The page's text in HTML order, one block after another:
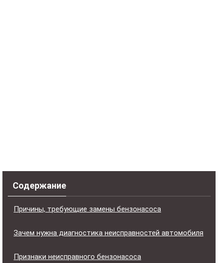
Содержание
Причины, требующие замены бензонасоса
Зачем нужна диагностика неисправностей автомобиля
Признаки неисправного бензонасоса